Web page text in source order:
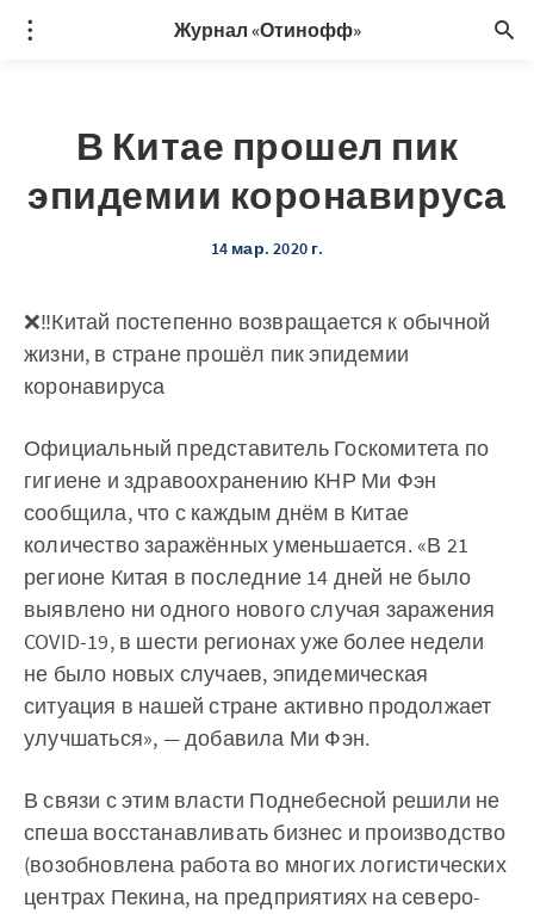
Журнал «Отинофф»
В Китае прошел пик
эпидемии коронавируса
14 мар. 2020 г.
❌‼️Китай постепенно возвращается к обычной
жизни, в стране прошёл пик эпидемии
коронавируса
Официальный представитель Госкомитета по
гигиене и здравоохранению КНР Ми Фэн
сообщила, что с каждым днём в Китае
количество заражённых уменьшается. «В 21
регионе Китая в последние 14 дней не было
выявлено ни одного нового случая заражения
COVID-19, в шести регионах уже более недели
не было новых случаев, эпидемическая
ситуация в нашей стране активно продолжает
улучшаться», — добавила Ми Фэн.
В связи с этим власти Поднебесной решили не
спеша восстанавливать бизнес и производство
(возобновлена работа во многих логистических
центрах Пекина, на предприятиях на северо-